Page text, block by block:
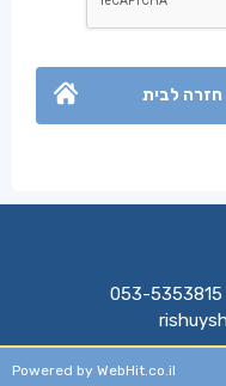
חזרה לבית
053-5353815
Powered by WebHit.co.il